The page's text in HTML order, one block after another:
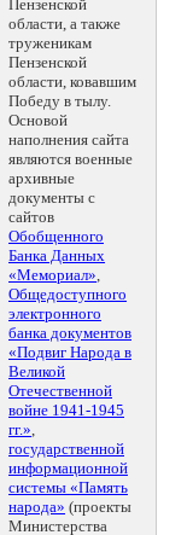
Пензенской
области, а также
труженикам
Пензенской
области, ковавшим
Победу в тылу.
Основой
наполнения сайта
являются военные
архивные
документы с
сайтов
Обобщенного
Банка Данных
«Мемориал»,
Общедоступного
электронного
банка документов
«Подвиг Народа в
Великой
Отечественной
войне 1941-1945
гг.»,
государственной
информационной
системы «Память
народа» (проекты
Министерства